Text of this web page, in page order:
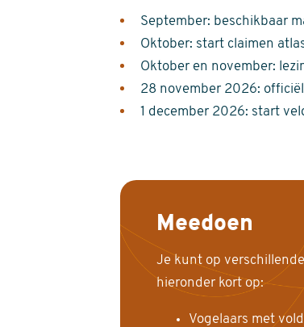
September: beschikbaar
Oktober: start claimen
Oktober en november:
28 november 2026:
1 december 2026: start
Meedoen
Je kunt op
hieronder kort op:
Vogelaars met